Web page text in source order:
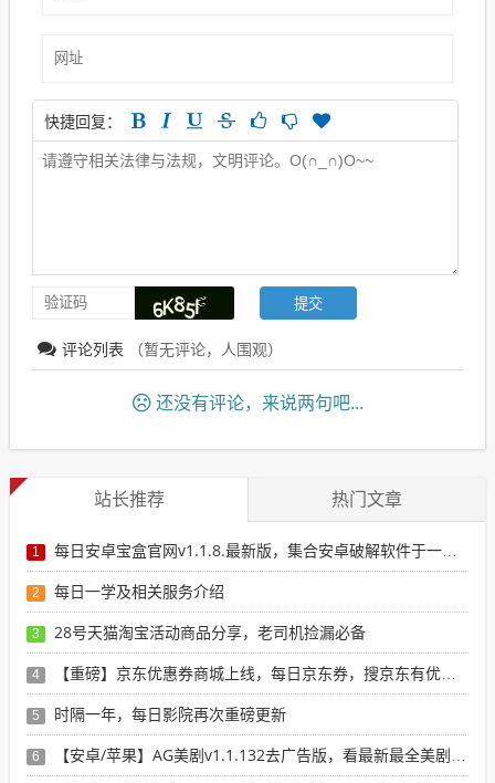
快捷回复：
评论列表 （暂无评论， 人围观）
还没有评论，来说两句吧...
站长推荐 热门文章
1 每日安卓宝盒官网v1.1.8.最新版，集合安卓破解软件于一体，新增全网搜索引擎
2 每日一学及相关服务介绍
3 28号天猫淘宝活动商品分享，老司机捡漏必备
4 【重磅】京东优惠券商城上线，每日京东券，搜京东有优惠的商品
5 时隔一年，每日影院再次重磅更新
6 【安卓/苹果】AG美剧v1.1.132去广告版，看最新最全美剧选这个就行了！